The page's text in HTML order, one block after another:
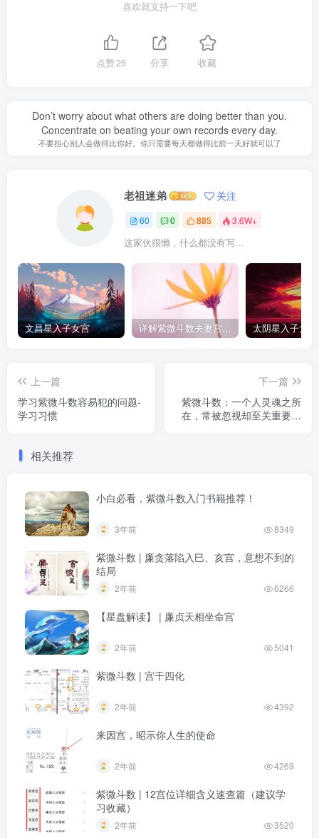
喜欢就支持一下吧
点赞25 分享 收藏
Don’t worry about what others are doing better than you.
Concentrate on beating your own records every day.
不要担心别人会做得比你好。你只需要每天都做得比前一天好就可以了
老祖迷弟 关注
60 0 885 3.6W+
这家伙很懒，什么都没有写...
文昌星入子女宫 详解紫微斗数夫妻宫星曜
上一篇
学习紫微斗数容易犯的问题-
学习习惯
下一篇
紫微斗数：一个人灵魂之所
在，常被忽视却至关重要的
相关推荐
小白必看，紫微斗数入门书籍推荐！
3年前 8349
紫微斗数 | 廉贪落陷入巳、亥宫，意想不到的
结局
2年前 6266
【星盘解读】 | 廉贞天相坐命宫
2年前 5041
紫微斗数 | 宫干四化
2年前 4392
来因宫，昭示你人生的使命
2年前 4269
紫微斗数 | 12宫位详细含义速查篇（建议学
习收藏）
2年前 3520